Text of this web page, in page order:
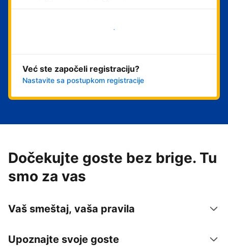
Počnite odmah
Već ste započeli registraciju?
Nastavite sa postupkom registracije
Dočekujte goste bez brige. Tu
smo za vas
Vaš smeštaj, vaša pravila
Upoznajte svoje goste